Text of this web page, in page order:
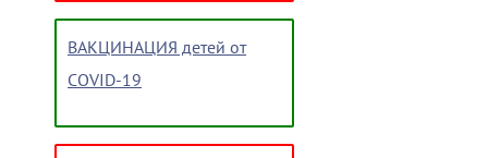
ВАКЦИНАЦИЯ детей от
COVID-19